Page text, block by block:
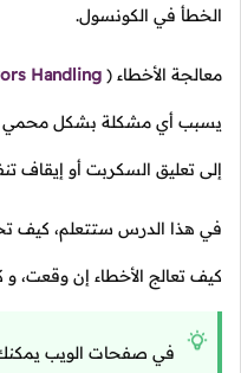
الخطأ في الكونسول.
معالجة الأخطاء (
Handling
يسبب أي مشكلة بشكل محمي
إلى تعليق السكربت أو إيقاف
في هذا الدرس ستتعلم، كيف
كيف تعالج الأخطاء إن وقعت،
في صفحات الويب يمكنك